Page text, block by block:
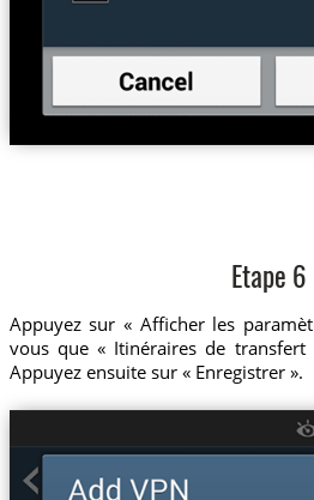
Etape 6
Appuyez sur « Afficher les
vous que « Itinéraires de
Appuyez ensuite sur « Enregistrer ».